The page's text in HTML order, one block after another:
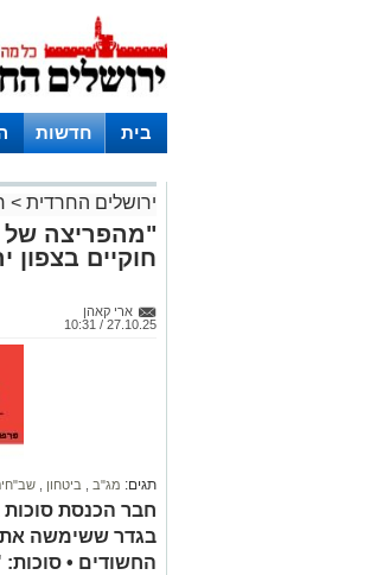
בית חדשות
ירושלים החרדית >
"מהפריצה של
חוקיים בצפון
ארי קאהן
27.10.25 / 10:31
תגים: מג"ב ביטחון
חבר הכנסת
בגדר ששימשה את
החשודים •